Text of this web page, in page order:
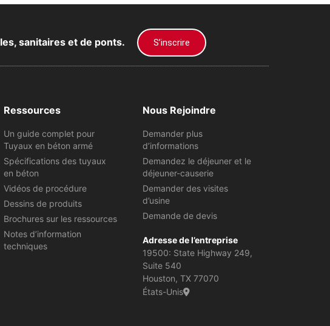
sanitaires et de ponts. S’inscrire
Ressources
Un guide complet pour
Tuyaux en béton armé
Spécifications des tuyaux
en béton
Vidéos de procédure
Dessins de produits
Brochures sur les ressources
Notes d’information
techniques
Nous Rejoindre
Demander plus
d’informations
Demandez le déjeuner et le
déjeuner-causerie
Demander des visites
d’usine
Demande de devis
Adresse de l’entreprise
19500: State Highway 249,
Suite 540
Houston, TX 77070
États-Unis